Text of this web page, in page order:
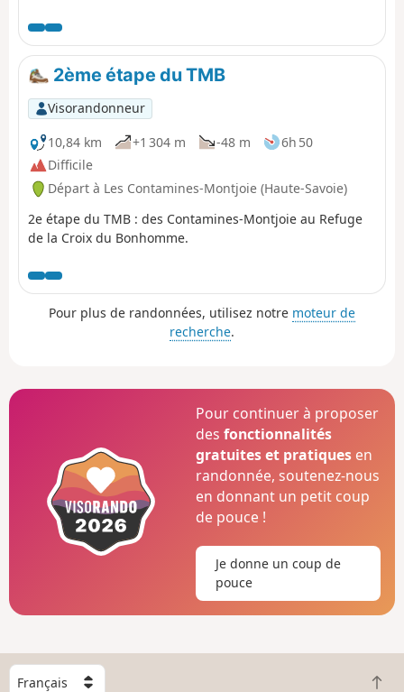
2ème étape du TMB
Visorandonneur
10,84 km
+1 304 m -48 m
6h 50
Difficile
Départ à Les Contamines-Montjoie (Haute-Savoie)
2e étape du TMB : des Contamines-Montjoie au Refuge
de la Croix du Bonhomme.
Pour plus de randonnées, utilisez notre moteur de
recherche.
Pour continuer à proposer
desfonctionnalités
gratuites et pratiques en
randonnée, soutenez-nous
en donnant un petit coup
de pouce !
Je donne un coup de
pouce
C